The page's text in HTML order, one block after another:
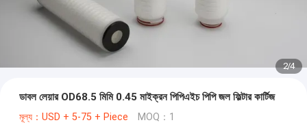
2/4
ডাবল লেয়ার OD68.5 মিমি 0.45 মাইক্রন পিপিএইচ পিপি জল ফিল্টার কার্টিজ
মূল্য：USD + 5-75 + Piece MOQ：1